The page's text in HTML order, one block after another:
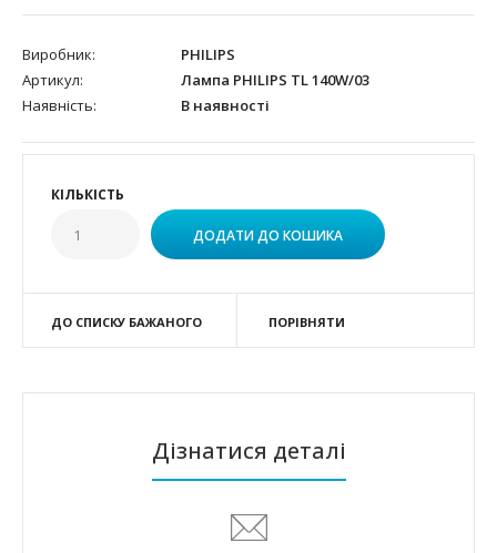
Виробник:
PHILIPS
Артикул:
Лампа PHILIPS TL 140W/03
Наявність:
В наявності
КІЛЬКІСТЬ
ДО СПИСКУ БАЖАНОГО ПОРІВНЯТИ
Дізнатися деталі